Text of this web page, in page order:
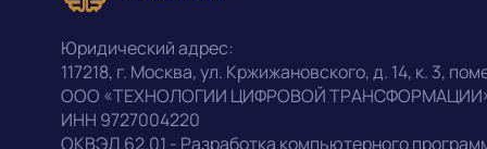
+7 (499) 302-30-53
Оставить заявку
Юридический адрес:
117218, г. Москва,ул. Кржижановского, д. 14, к. 3,
ООО «ТЕХНОЛОГИИ ЦИФРОВОЙ
ИНН 9727004220
ОКВЭД 62.01 - Разработка компьютерного